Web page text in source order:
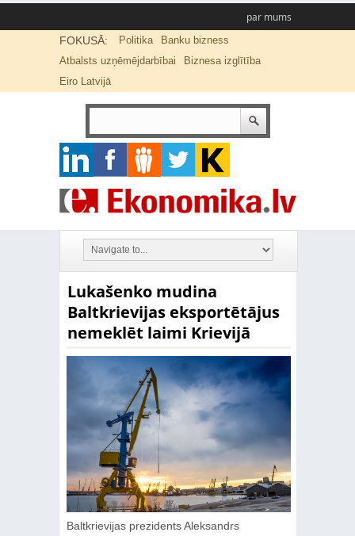
par mums
FOKUSĀ: Politika
Banku bizness
Atbalsts uzņēmējdarbībai
Biznesa izglītība
Eiro Latvijā
Lukašenko mudina
Baltkrievijas eksportētājus
nemeklēt laimi Krievijā
Baltkrievijas prezidents Aleksandrs